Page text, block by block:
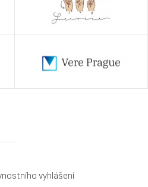
vyhlášení